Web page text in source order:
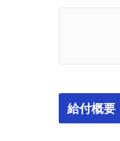
給付概要